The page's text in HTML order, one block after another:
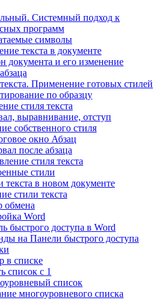
Системный подход к
программ
символы
текста в документе
документа и его изменение
Применение готовых стилей
по образцу
стиля текста
выравнивание, отступ
собственного стиля
окно Абзац
после абзаца
стиля текста
стили
текста в новом документе
стили текста
обмена
Word
быстрого доступа в Word
на Панели быстрого доступа
в списке
список с 1
список
многоуровневого списка